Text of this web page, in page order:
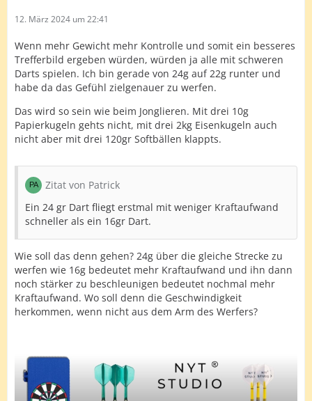
12. März 2024 um 22:41
Wenn mehr Gewicht mehr Kontrolle und somit ein besseres
Trefferbild ergeben würden, würden ja alle mit schweren
Darts spielen. Ich bin gerade von 24g auf 22g runter und
habe da das Gefühl zielgenauer zu werfen.
Das wird so sein wie beim Jonglieren. Mit drei 10g
Papierkugeln gehts nicht, mit drei 2kg Eisenkugeln auch
nicht aber mit drei 120gr Softbällen klappts.
Zitat von Patrick
Ein 24 gr Dart fliegt erstmal mit weniger Kraftaufwand
schneller als ein 16gr Dart.
Wie soll das denn gehen? 24g über die gleiche Strecke zu
werfen wie 16g bedeutet mehr Kraftaufwand und ihn dann
noch stärker zu beschleunigen bedeutet nochmal mehr
Kraftaufwand. Wo soll denn die Geschwindigkeit
herkommen, wenn nicht aus dem Arm des Werfers?